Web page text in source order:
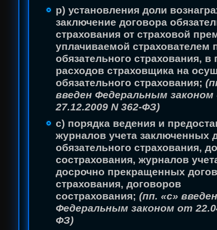
р) установления доли
заключение договора
страхования от страховой
уплачиваемой страхователем
обязательного страхования, в
расходов страховщика на
обязательного страхования;
введен Федеральным
27.12.2009 N 362-ФЗ)
с) порядка ведения и
журналов учета заключенных
обязательного страхования,
сострахования, журналов
досрочно прекращенных
страхования, договоров
сострахования; (пп. «с» введен
Федеральным законом от
ФЗ)